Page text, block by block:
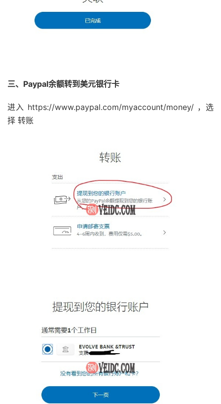
三、Paypal余额转到美元银行卡
进入 https://www.paypal.com/myaccount/money/ ，选
择 转账